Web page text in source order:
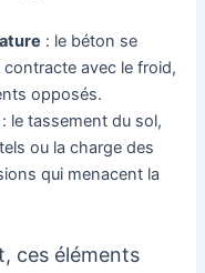
: le béton se
avec le froid,
opposés.
: le tassement du sol,
ou la charge des
qui menacent la
ces éléments